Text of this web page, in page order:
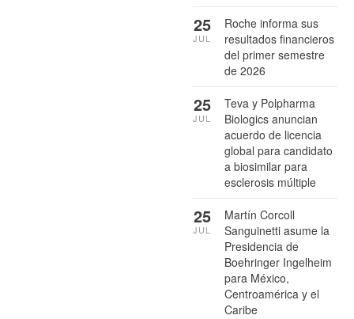
Roche informa sus
resultados financieros
del primer semestre
de 2026
25
JUL
Teva y Polpharma
Biologics anuncian
acuerdo de licencia
global para candidato
a biosimilar para
esclerosis múltiple
25
JUL
Martín Corcoll
Sanguinetti asume la
Presidencia de
Boehringer Ingelheim
para México,
Centroamérica y el
Caribe
25
JUL